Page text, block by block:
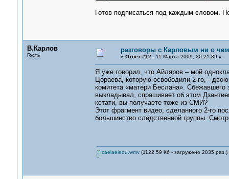
Готов подписаться под каждым словом.
В.Карлов
Гость
разговоры с Карловым ни о
« Ответ #12 :11 Марта 2009, 20:21:39 »
Я уже говорил, что Айляров – мой
Цораева, которую освободили 2-го, -
комитета «матери Беслана». Сбежавшего
выкладывал, спрашивает об этом
кстати, вы получаете тоже из СМИ?
Этот фрагмент видео, сделанного 2-го
большинство следственной группы.
caeiaeieou.wmv(1122.59 Кб - загружено 2035 раз.)